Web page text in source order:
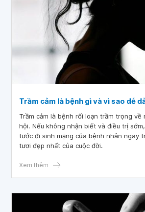
Trầm cảm là bệnh gì và vì sao dễ
Trầm cảm là bệnh rối loạn trầm trọng về
hội. Nếu không nhận biết và điều trị
tước đi sinh mạng của bệnh nhân ngay
tươi đẹp nhất của cuộc đời.
Xem thêm